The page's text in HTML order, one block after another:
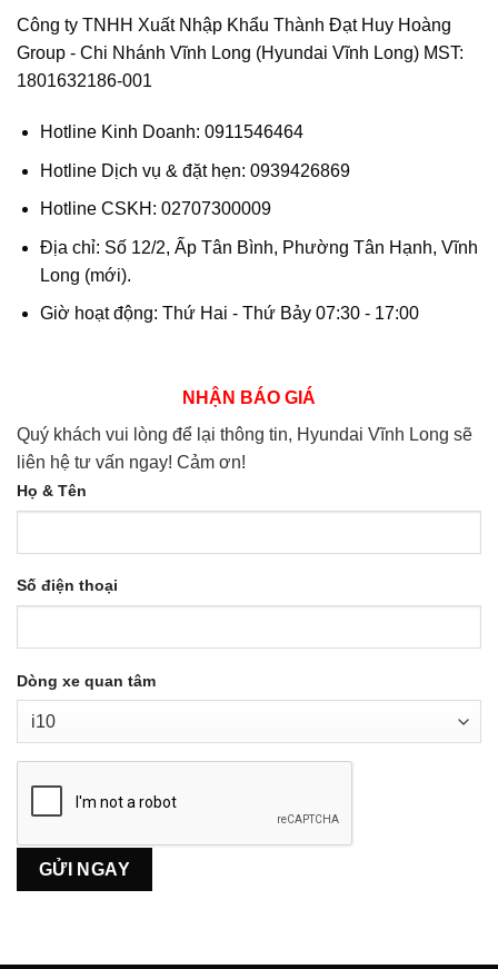
Công ty TNHH Xuất Nhập Khẩu Thành Đạt Huy Hoàng
Group - Chi Nhánh Vĩnh Long (Hyundai Vĩnh Long) MST:
1801632186-001
Hotline Kinh Doanh: 0911546464
Hotline Dịch vụ & đặt hẹn: 0939426869
Hotline CSKH: 02707300009
Địa chỉ: Số 12/2, Ấp Tân Bình, Phường Tân Hạnh, Vĩnh
Long (mới).
Giờ hoạt động: Thứ Hai - Thứ Bảy 07:30 - 17:00
NHẬN BÁO GIÁ
Quý khách vui lòng để lại thông tin, Hyundai Vĩnh Long sẽ
liên hệ tư vấn ngay! Cảm ơn!
Họ & Tên
Số điện thoại
Dòng xe quan tâm